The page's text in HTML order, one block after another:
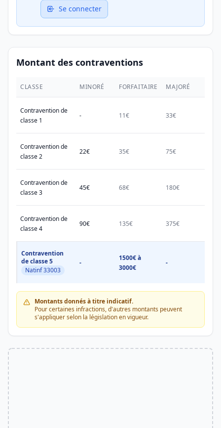
Se connecter
Montant des contraventions
CLASSE MINORÉ FORFAITAIRE MAJORÉ
Contravention de
classe 1
- 11€ 33€
Contravention de
classe 2
22€ 35€ 75€
Contravention de
classe 3
45€ 68€ 180€
Contravention de
classe 4
90€ 135€ 375€
Contravention
de classe 5
Natinf 33003
-
1500€ à
3000€
-
Montants donnés à titre indicatif.
Pour certaines infractions, d'autres montants peuvent
s'appliquer selon la législation en vigueur.